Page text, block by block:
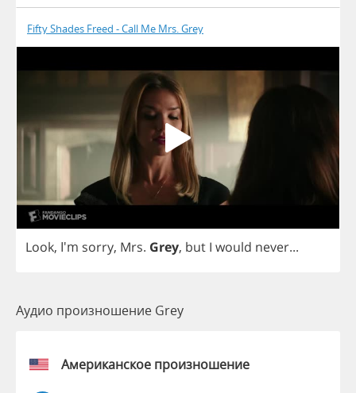
Fifty Shades Freed - Call Me Mrs. Grey
Look, I'm sorry, Mrs. Grey, but I would never...
Аудио произношение Grey
Американское произношение